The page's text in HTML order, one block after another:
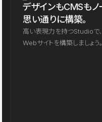
デザインもCMSもノ
思い通りに構築。
高い表現力を持つStudioで
Webサイトを構築しましょう。